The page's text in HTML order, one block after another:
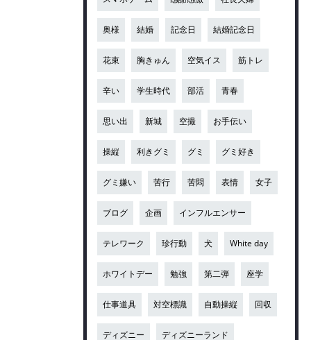
奥様 結婚 記念日 結婚記念日
花束 胸きゅん 空気イス 筋トレ
辛い 学生時代 部活 青春
思い出 新城 空撮 お手伝い
操縦 利きグミ グミ グミ好き
グミ嫌い 苦行 苦悶 表情 女子
ブログ 企画 インフルエンサー
テレワーク 珍行動 犬 White day
ホワイトデー 勉強 第二弾 座学
仕事道具 対空標識 自動操縦 回収
ディズニー ディズニーランド